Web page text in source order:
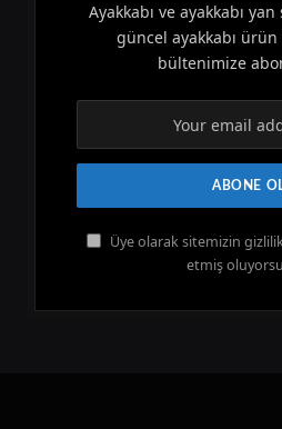
Ayakkabı ve ayakkabı
güncel ayakkabı
bültenimize
Üye olarak sitemizin
etmiş